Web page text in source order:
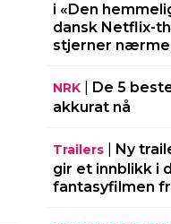
i «Den
dansk Netflix-
stjerner
NRK| De 5
akkurat nå
Trailers| Ny
gir et innblikk i
fantasyfilmen